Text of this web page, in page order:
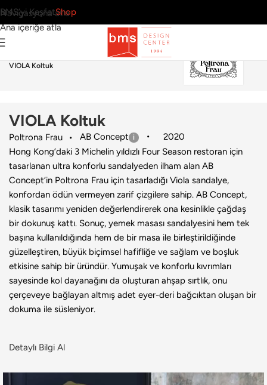
Navigasyona atla
Ana içeriğe atla
BMS’yi KeşfetShop
›Poltrona Frau›
VIOLA Koltuk
VIOLA Koltuk
Poltrona Frau AB Concept
2020
Hong Kong’daki 3 Michelin yıldızlı Four Season restoran için
tasarlanan ultra konforlu sandalyeden ilham alan AB
Concept’in Poltrona Frau için tasarladığı Viola sandalye,
konfordan ödün vermeyen zarif çizgilere sahip. AB Concept,
klasik tasarımı yeniden değerlendirerek ona kesinlikle çağdaş
bir dokunuş kattı. Sonuç, yemek masası sandalyesini hem tek
başına kullanıldığında hem de bir masa ile birleştirildiğinde
güzelleştiren, büyük biçimsel hafifliğe ve sağlam ve boşluk
etkisine sahip bir üründür. Yumuşak ve konforlu kıvrımları
sayesinde kol dayanağını da oluşturan ahşap sırtlık, onu
çerçeveye bağlayan altmış adet eyer-deri bağcıktan oluşan bir
dokuma ile süsleniyor.
Detaylı Bilgi Al